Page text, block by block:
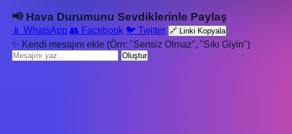
📢 Hava Durumunu Sevdiklerinle Paylaş
📱 WhatsApp 👥 Facebook 🐦 Twitter 🔗 Linki Kopyala
✨ Kendi mesajını ekle (Örn: "Sensiz Olmaz", "Sıkı Giyin")
Oluştur